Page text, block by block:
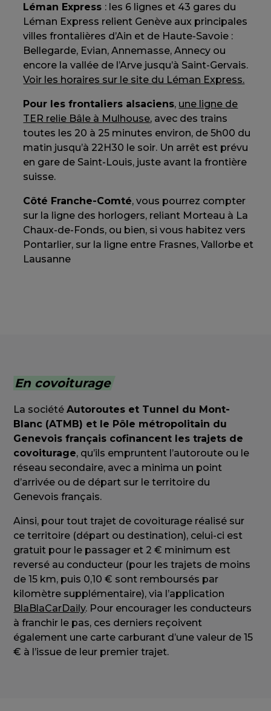
Léman Express : les 6 lignes et 43 gares du
Léman Express relient Genève aux principales
villes frontalières d’Ain et de Haute-Savoie :
Bellegarde, Evian, Annemasse, Annecy ou
encore la vallée de l’Arve jusqu’à Saint-Gervais.
Voir les horaires sur le site du Léman Express.
Pour les frontaliers alsaciens, une ligne de
TER relie Bâle à Mulhouse, avec des trains
toutes les 20 à 25 minutes environ, de 5h00 du
matin jusqu’à 22H30 le soir. Un arrêt est prévu
en gare de Saint-Louis, juste avant la frontière
suisse.
Côté Franche-Comté, vous pourrez compter
sur la ligne des horlogers, reliant Morteau à La
Chaux-de-Fonds, ou bien, si vous habitez vers
Pontarlier, sur la ligne entre Frasnes, Vallorbe et
Lausanne
En covoiturage
La sociétéAutoroutes et Tunnel du Mont-
Blanc (ATMB) et le Pôle métropolitain du
Genevois français cofinancent les trajets de
covoiturage, qu’ils empruntent l’autoroute ou le
réseau secondaire, avec a minima un point
d’arrivée ou de départ sur le territoire du
Genevois français.
Ainsi, pour tout trajet de covoiturage réalisé sur
ce territoire (départ ou destination), celui-ci est
gratuit pour le passager et 2 € minimum est
reversé au conducteur (pour les trajets de moins
de 15 km, puis 0,10 € sont remboursés par
kilomètre supplémentaire), via l’application
BlaBlaCarDaily. Pour encourager les conducteurs
à franchir le pas, ces derniers reçoivent
également une carte carburant d’une valeur de 15
€ à l’issue de leur premier trajet.